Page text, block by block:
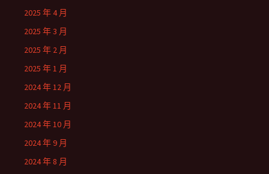
2025 年 4 月
2025 年 3 月
2025 年 2 月
2025 年 1 月
2024 年 12 月
2024 年 11 月
2024 年 10 月
2024 年 9 月
2024 年 8 月